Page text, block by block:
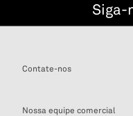
Siga-
Contate-nos
Nossa equipe comercial